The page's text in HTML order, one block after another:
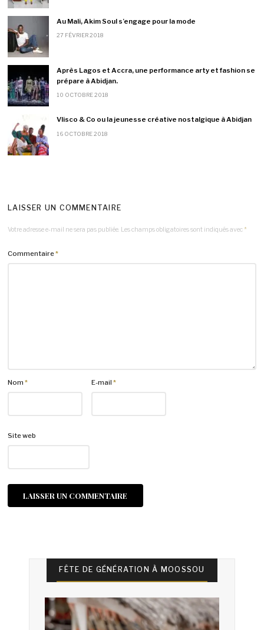
Au Mali, Akim Soul s’engage pour la mode
27 FÉVRIER 2018
Après Lagos et Accra, une performance arty et fashion se
prépare à Abidjan.
10 OCTOBRE 2018
Vlisco & Co ou la jeunesse créative nostalgique à Abidjan
16 OCTOBRE 2018
LAISSER UN COMMENTAIRE
Votre adresse e-mail ne sera pas publiée. Les champs obligatoires sont indiqués avec *
Commentaire*
Nom* E-mail*
Site web
FÊTE DE GÉNÉRATION À MOOSSOU